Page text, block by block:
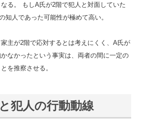
る。 もしA氏が2階で犯人と対面していた
知人であった可能性が極めて高い。
主が2階で応対するとは考えにくく、A氏が
なかったという事実は、両者の間に一定の
を推察させる。
犯人の行動動線